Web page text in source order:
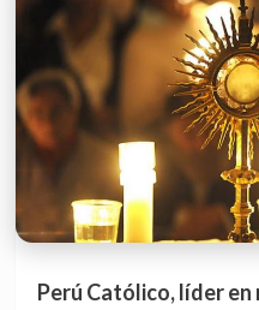
Perú Católico, líder en